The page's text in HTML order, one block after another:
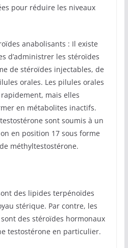
pour réduire les niveaux
anabolisants : Il existe
d’administrer les stéroïdes
de stéroïdes injectables, de
orales. Les pilules orales
mais elles
en métabolites inactifs.
sont soumis à un
en position 17 sous forme
méthyltestostérone.
des lipides terpénoïdes
stérique. Par contre, les
des stéroïdes hormonaux
testostérone en particulier.